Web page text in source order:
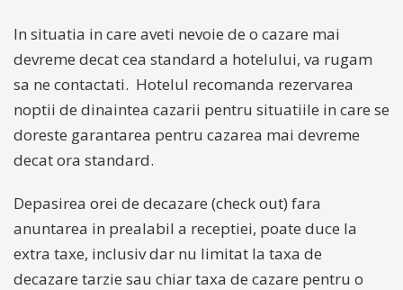
In situatia in care aveti nevoie de o cazare mai
devreme decat cea standard a hotelului, va rugam
sa ne contactati. Hotelul recomanda rezervarea
noptii de dinaintea cazarii pentru situatiile in care se
doreste garantarea pentru cazarea mai devreme
decat ora standard.
Depasirea orei de decazare (check out) fara
anuntarea in prealabil a receptiei, poate duce la
extra taxe, inclusiv dar nu limitat la taxa de
decazare tarzie sau chiar taxa de cazare pentru o